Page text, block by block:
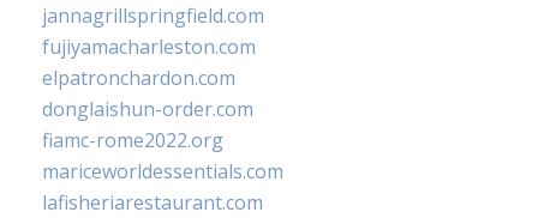
jannagrillspringfield.com
fujiyamacharleston.com
elpatronchardon.com
donglaishun-order.com
fiamc-rome2022.org
mariceworldessentials.com
lafisheriarestaurant.com